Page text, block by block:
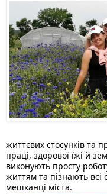
життєвих стосунків та
праці, здорової їжі й
виконують просту
життям та пізнають всі
мешканці міста.